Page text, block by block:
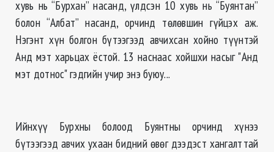
хувь нь “Бурхан” насанд, үлдсэн 10 хувь нь “Буянтан”
болон “Албат” насанд, орчинд төлөвшин гүйцэх аж.
Нэгэнт хүн болгон бүтээгээд авчихсан хойно түүнтэй
Анд мэт харьцах ёстой. 13 наснаас хойшхи насыг "Анд
мэт дотнос" гэдгийн учир энэ буюу...
Ийнхүү Бурхны болоод Буянтны орчинд хүнээ
бүтээгээд авчих ухаан бидний өвөг дээдэст хангалттай